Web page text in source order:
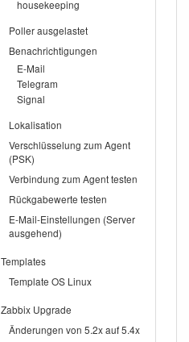
housekeeping
Poller ausgelastet
Benachrichtigungen
E-Mail
Telegram
Signal
Lokalisation
Verschlüsselung zum Agent
(PSK)
Verbindung zum Agent testen
Rückgabewerte testen
E-Mail-Einstellungen (Server
ausgehend)
Templates
Template OS Linux
Zabbix Upgrade
Änderungen von 5.2x auf 5.4x